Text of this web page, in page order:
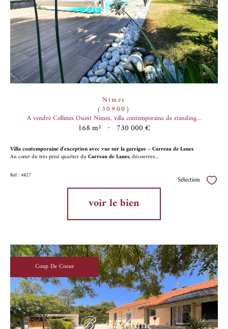
Nîmes
(30900)
A vendre Collines Ouest Nimes, villa contemporaine de standing...
168 m² - 730 000 €
Villa contemporaine d'exception avec vue sur la garrigue – Carreau de Lanes
Au cœur du très prisé quartier du Carreau de Lanes, découvrez...
Réf : 4827 Sélection
voir le bien
Coup De Coeur